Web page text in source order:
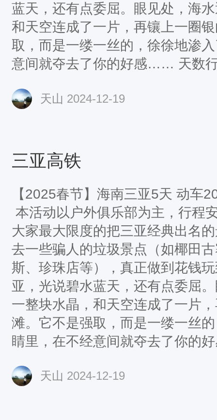
蓝天，还有点委屈。眼见处，海
和天空连成了一片，再镶上一圈
取，而是一缕一丝的，徐徐地渗
意间就夺去了你的好感…… 天数行程和景点交通早餐中
滩—亚龙湾巴士含含自理三亚D3
权根据实际情况调整景点的游览
>>海口 早上指定时集合（导
天山 2024-12-19
三亚高铁
【2025春节】海南三亚5天 动
本活动以户外俱乐部为主，行程
大家最大限度的把三亚经典出名
去一些骗人的垃圾景点（如椰田
斯、珍珠店等），真正做到花
亚，光说碧水蓝天，还有点委屈
一整块水晶，和天空连成了一片
滩。它不是强取，而是一缕一丝
睛里，在不经意间就夺去了你
理自理自理海口D2海玉带滩—分
天山 2024-12-19